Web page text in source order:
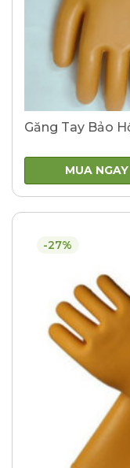
Găng Tay Bảo
MUA NGAY
-27%